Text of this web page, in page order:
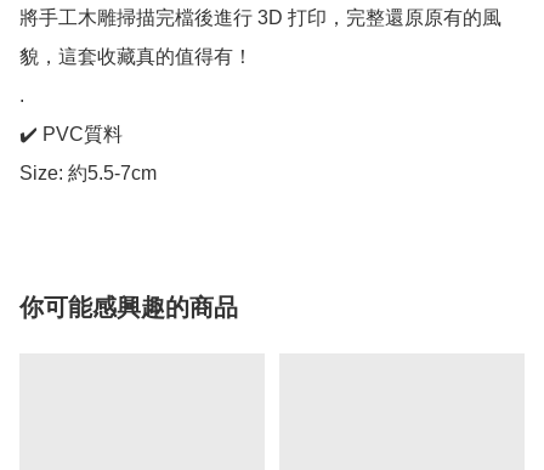
將手工木雕掃描完檔後進行 3D 打印，完整還原原有的風
貌，這套收藏真的值得有！
.
✔️ PVC質料
Size: 約5.5-7cm
你可能感興趣的商品